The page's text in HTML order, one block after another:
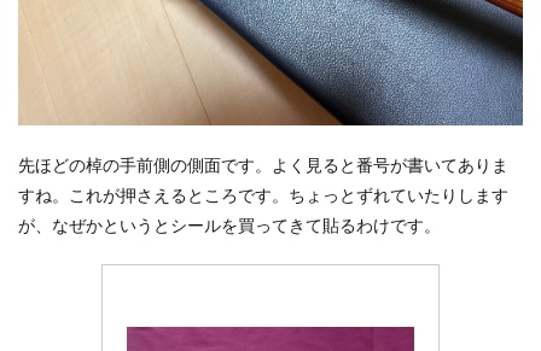
先ほどの棹の手前側の側面です。よく見ると番号が書いてありま
すね。これが押さえるところです。ちょっとずれていたりします
が、なぜかというとシールを買ってきて貼るわけです。